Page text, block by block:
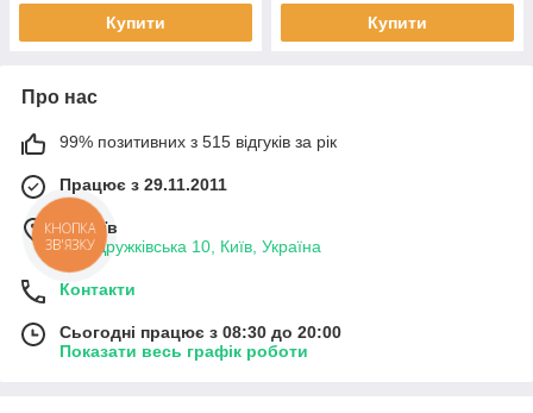
Купити Купити
Про нас
99% позитивних з 515 відгуків за рік
Працює з 29.11.2011
м. Київ
вул. Дружківська 10, Київ, Україна
Контакти
Сьогодні працює з 08:30 до 20:00
Показати весь графік роботи
КНОПКА
ЗВ'ЯЗКУ